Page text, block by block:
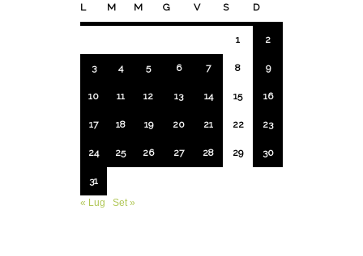
L M M G V S D
1 2
3 4 5 6 7 8 9
10 11 12 13 14 15 16
17 18 19 20 21 22 23
24 25 26 27 28 29 30
31
« Lug
Set »